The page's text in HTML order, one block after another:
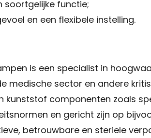
soortgelijke functie;
en een flexibele instelling.
is een specialist in
medische sector en andere
componenten zoals
en gericht zijn op
betrouwbare en steriele